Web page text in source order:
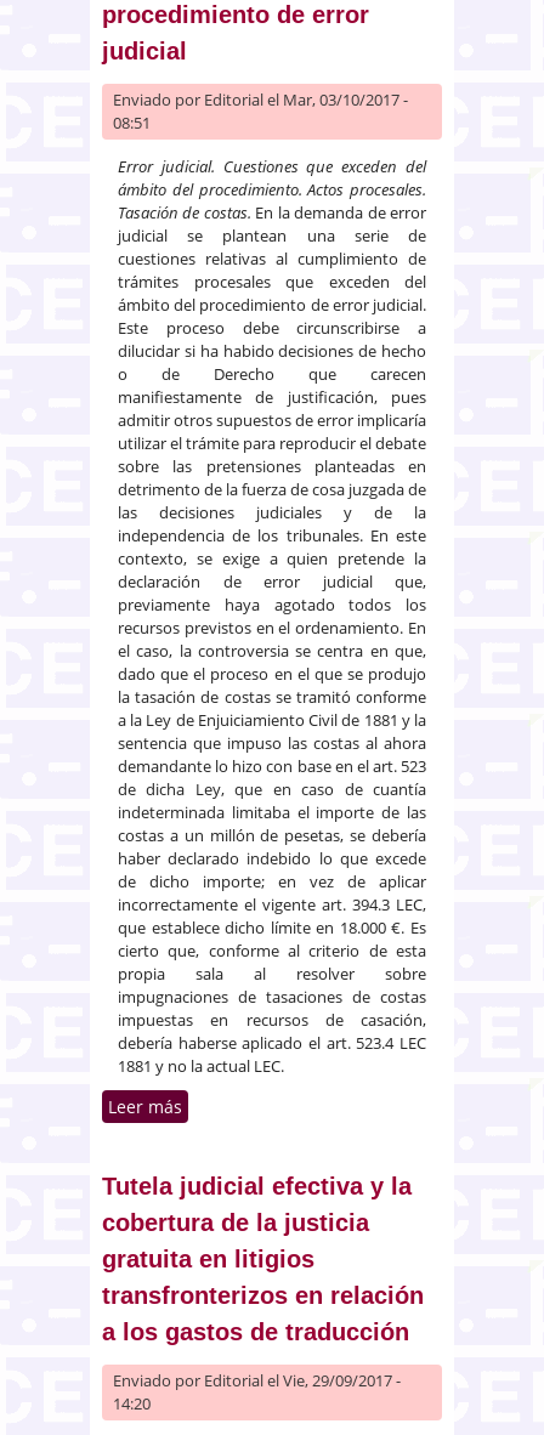
procedimiento de error
judicial
Enviado por Editorialel Mar, 03/10/2017 -
08:51
Error judicial. Cuestiones que exceden del
ámbito del procedimiento. Actos procesales.
Tasación de costas. En la demanda de error
judicial se plantean una serie de
cuestiones relativas al cumplimiento de
trámites procesales que exceden del
ámbito del procedimiento de error judicial.
Este proceso debe circunscribirse a
dilucidar si ha habido decisiones de hecho
o de Derecho que carecen
manifiestamente de justificación, pues
admitir otros supuestos de error implicaría
utilizar el trámite para reproducir el debate
sobre las pretensiones planteadas en
detrimento de la fuerza de cosa juzgada de
las decisiones judiciales y de la
independencia de los tribunales. En este
contexto, se exige a quien pretende la
declaración de error judicial que,
previamente haya agotado todos los
recursos previstos en el ordenamiento. En
el caso, la controversia se centra en que,
dado que el proceso en el que se produjo
la tasación de costas se tramitó conforme
a la Ley de Enjuiciamiento Civil de 1881 y la
sentencia que impuso las costas al ahora
demandante lo hizo con base en el art. 523
de dicha Ley, que en caso de cuantía
indeterminada limitaba el importe de las
costas a un millón de pesetas, se debería
haber declarado indebido lo que excede
de dicho importe; en vez de aplicar
incorrectamente el vigente art. 394.3 LEC,
que establece dicho límite en 18.000 €. Es
cierto que, conforme al criterio de esta
propia sala al resolver sobre
impugnaciones de tasaciones de costas
impuestas en recursos de casación,
debería haberse aplicado el art. 523.4 LEC
1881 y no la actual LEC.
Leer más
Tutela judicial efectiva y la
cobertura de la justicia
gratuita en litigios
transfronterizos en relación
a los gastos de traducción
Enviado por Editorialel Vie, 29/09/2017 -
14:20